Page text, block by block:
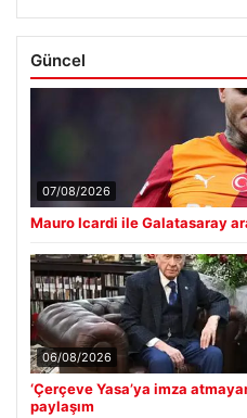
Güncel
07/08/2026
Mauro Icardi ile Galatasaray
06/08/2026
‘Çerçeve Yasa’ya imza
paylaşım